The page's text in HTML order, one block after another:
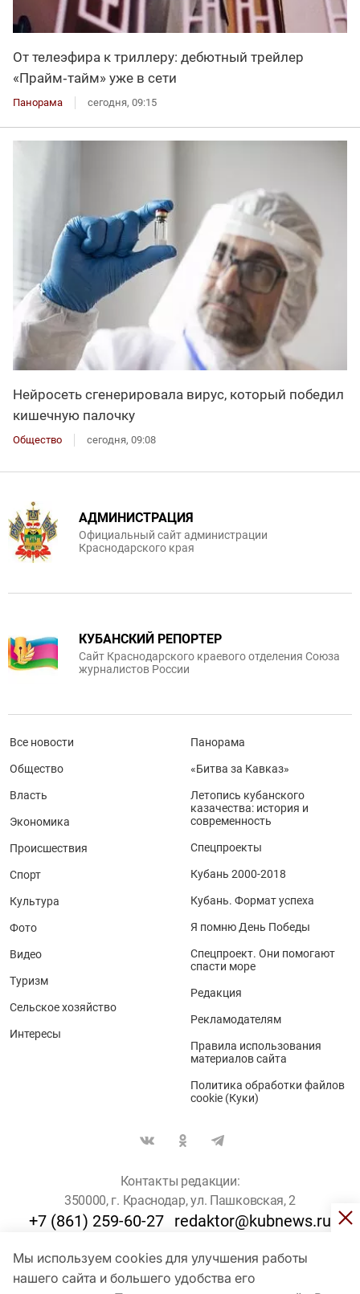
От телеэфира к триллеру: дебютный трейлер
«Прайм‑тайм» уже в сети
Панорама сегодня, 09:15
Нейросеть сгенерировала вирус, который победил
кишечную палочку
Общество сегодня, 09:08
Мы используем cookies для улучшения работы
нашего сайта и большего удобства его
АДМИНИСТРАЦИЯ
Официальный сайт администрации
Краснодарского края
КУБАНСКИЙ РЕПОРТЕР
Сайт Краснодарского краевого отделения Союза
журналистов России
Все новости
Общество
Власть
Экономика
Происшествия
Спорт
Культура
Фото
Видео
Туризм
Сельское хозяйство
Интересы
Панорама
«Битва за Кавказ»
Летопись кубанского
казачества: история и
современность
Спецпроекты
Кубань 2000-2018
Кубань. Формат успеха
Я помню День Победы
Спецпроект. Они помогают
спасти море
Редакция
Рекламодателям
Правила использования
материалов сайта
Политика обработки файлов
cookie (Куки)
Контакты редакции:
350000, г. Краснодар, ул. Пашковская, 2
+7 (861) 259-60-27 redaktor@kubnews.ru
Для пользователей старше 16 лет